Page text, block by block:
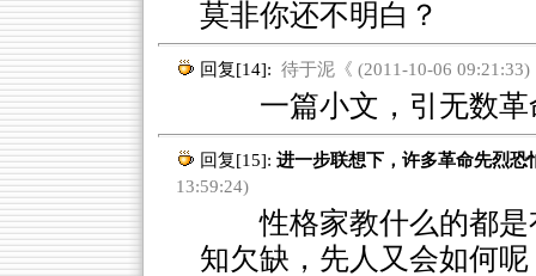
莫非你还不明白？
回复[14]: 待于泥《 (2011-10-06 09:21:33)
一篇小文，引无数革
回复[15]: 进一步联想下，许多革命先烈
13:59:24)
性格家教什么的都是
知欠缺，先人又会如何